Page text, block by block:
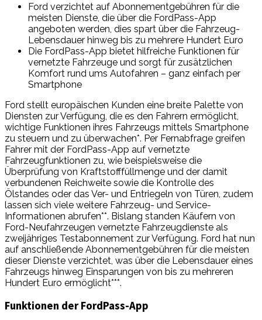
Ford verzichtet auf Abonnementgebühren für die
meisten Dienste, die über die FordPass-App
angeboten werden, dies spart über die Fahrzeug-
Lebensdauer hinweg bis zu mehrere Hundert Euro
Die FordPass-App bietet hilfreiche Funktionen für
vernetzte Fahrzeuge und sorgt für zusätzlichen
Komfort rund ums Autofahren – ganz einfach per
Smartphone
Ford stellt europäischen Kunden eine breite Palette von
Diensten zur Verfügung, die es den Fahrern ermöglicht,
wichtige Funktionen ihres Fahrzeugs mittels Smartphone
zu steuern und zu überwachen*. Per Fernabfrage greifen
Fahrer mit der FordPass-App auf vernetzte
Fahrzeugfunktionen zu, wie beispielsweise die
Überprüfung von Kraftstofffüllmenge und der damit
verbundenen Reichweite sowie die Kontrolle des
Ölstandes oder das Ver- und Entriegeln von Türen, zudem
lassen sich viele weitere Fahrzeug- und Service-
Informationen abrufen**. Bislang standen Käufern von
Ford-Neufahrzeugen vernetzte Fahrzeugdienste als
zweijähriges Testabonnement zur Verfügung. Ford hat nun
auf anschließende Abonnementgebühren für die meisten
dieser Dienste verzichtet, was über die Lebensdauer eines
Fahrzeugs hinweg Einsparungen von bis zu mehreren
Hundert Euro ermöglicht***.
Funktionen der FordPass-App